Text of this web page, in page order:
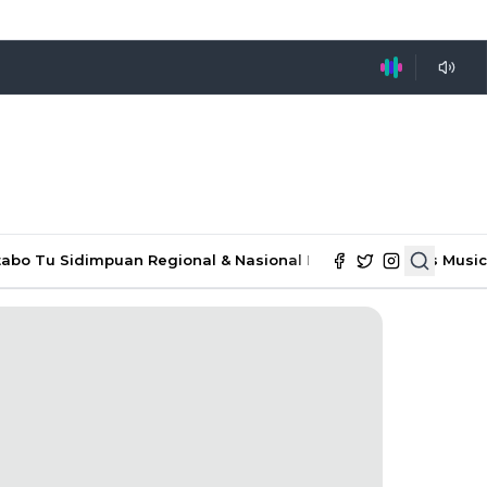
Tu Sidimpuan Regional & Nasional Ekonomi & Bisnis Music